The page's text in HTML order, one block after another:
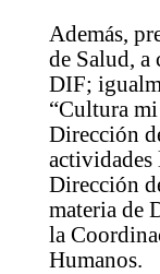
Además,
de Salud,
DIF;
“Cultura
Dirección
actividades
Dirección
materia de
la
Humanos.